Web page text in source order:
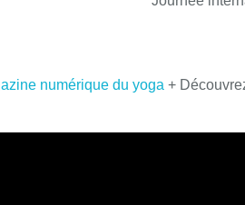
numérique du yoga +